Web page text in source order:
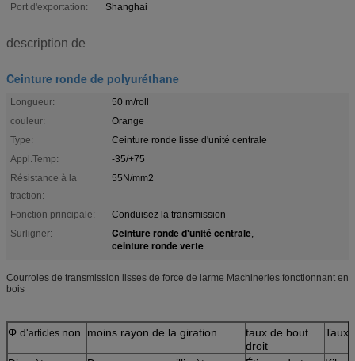
Port d'exportation:
Shanghai
description de
Ceinture ronde de polyuréthane
Longueur:
50 m/roll
couleur:
Orange
Type:
Ceinture ronde lisse d'unité centrale
Appl.Temp:
-35/+75
Résistance à la
traction:
55N/mm2
Fonction principale:
Conduisez la transmission
Surligner:
Ceinture ronde d'unité centrale,
ceinture ronde verte
Courroies de transmission lisses de force de larme Machineries fonctionnant en
bois
Φ d'articles non moins rayon de la giration
taux de bout
droit
Taux